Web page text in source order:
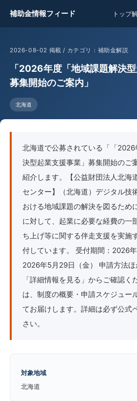
補助金情報フィード トップ
2026-08-02 掲載 / カテゴリ：補助金解説
「2026年度「地域課題解決型
募集開始のご案内」
北海道
北海道で公募されている「「
決型起業支援事業」募集開始のご
紹介します。【公益財団法人北海
センター】（北海道）デジタル技
おける地域課題の解決を図るため
に対して、起業に必要な経費の一
ち上げ等に関する伴走支援を実施
付しています。 受付期間：2026
2026年5月29日（金） 申請方法ほ
「詳細情報を見る」からご確認く
は、制度の概要・申請スケジュー
てお届けします。詳細は必ず公式
さい。
対象地域
北海道